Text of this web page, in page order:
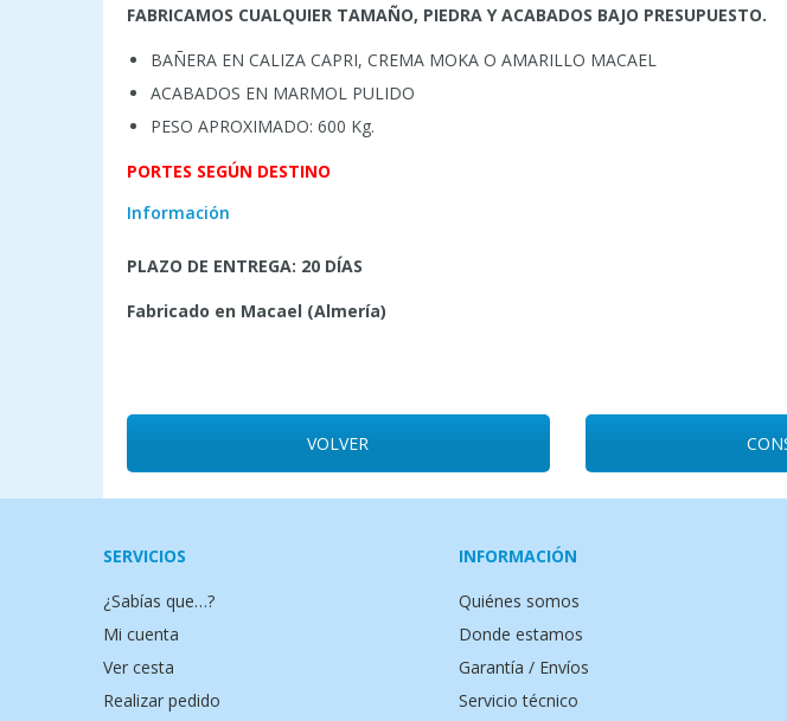
FABRICAMOS CUALQUIER TAMAÑO, PIEDRA Y ACABADOS BAJO PRESUPUESTO.
BAÑERA EN CALIZA CAPRI, CREMA MOKA O AMARILLO MACAEL
ACABADOS EN MARMOL PULIDO
PESO APROXIMADO: 600 Kg.
PORTES SEGÚN DESTINO
Información
PLAZO DE ENTREGA: 20 DÍAS
Fabricado en Macael (Almería)
VOLVER
SERVICIOS
¿Sabías que…?
Mi cuenta
Ver cesta
Realizar pedido
INFORMACIÓN
Quiénes somos
Donde estamos
Garantía / Envíos
Servicio técnico